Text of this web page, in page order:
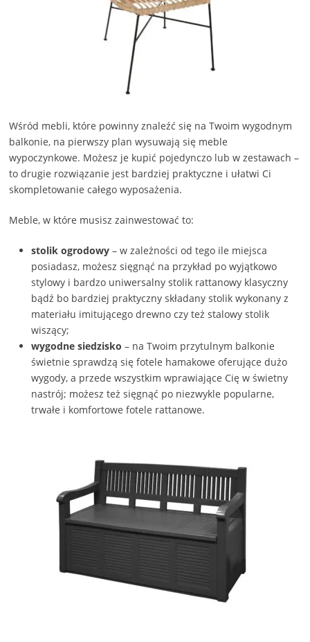
Wśród mebli, które powinny znaleźć się na Twoim wygodnym
balkonie, na pierwszy plan wysuwają się meble
wypoczynkowe. Możesz je kupić pojedynczo lub w zestawach –
to drugie rozwiązanie jest bardziej praktyczne i ułatwi Ci
skompletowanie całego wyposażenia.
Meble, w które musisz zainwestować to:
stolik ogrodowy – w zależności od tego ile miejsca
posiadasz, możesz sięgnąć na przykład po wyjątkowo
stylowy i bardzo uniwersalny stolik rattanowy klasyczny
bądź bo bardziej praktyczny składany stolik wykonany z
materiału imitującego drewno czy też stalowy stolik
wiszący;
wygodne siedzisko – na Twoim przytulnym balkonie
świetnie sprawdzą się fotele hamakowe oferujące dużo
wygody, a przede wszystkim wprawiające Cię w świetny
nastrój; możesz też sięgnąć po niezwykle popularne,
trwałe i komfortowe fotele rattanowe.